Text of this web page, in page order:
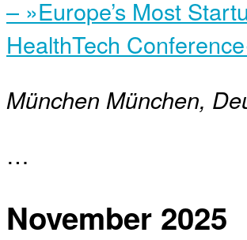
– »Europe’s Most
HealthTech
München München,
…
November 2025